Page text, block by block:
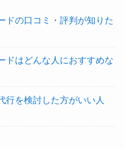
ドの口コミ・評判が知りた
ドはどんな人におすすめな
行を検討した方がいい人